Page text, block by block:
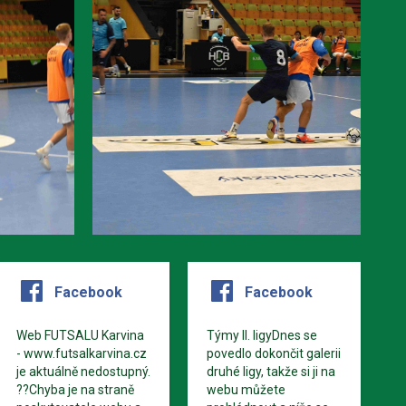
Facebook
Web FUTSALU Karvina
- www.futsalkarvina.cz
je aktuálně nedostupný.
??Chyba je na straně
Facebook
Týmy II. ligyDnes se
povedlo dokončit galerii
druhé ligy, takže si ji na
webu můžete